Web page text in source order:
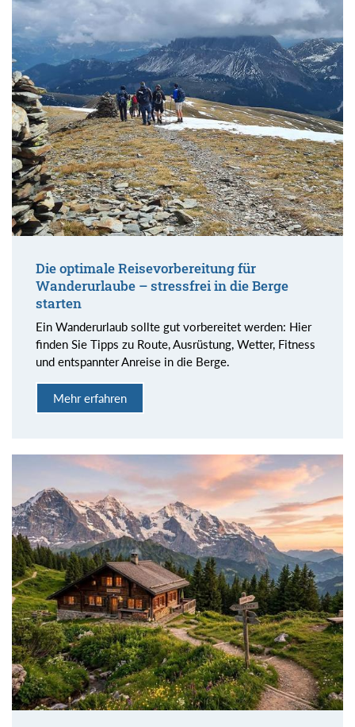
Die optimale Reisevorbereitung für
Wanderurlaube – stressfrei in die Berge
starten
Ein Wanderurlaub sollte gut vorbereitet werden: Hier
finden Sie Tipps zu Route, Ausrüstung, Wetter, Fitness
und entspannter Anreise in die Berge.
Mehr erfahren